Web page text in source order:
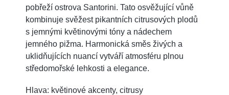
pobřeží ostrova Santorini. Tato osvěžující vůně
kombinuje svěžest pikantních citrusových plodů
s jemnými květinovými tóny a nádechem
jemného pižma. Harmonická směs živých a
uklidňujících nuancí vytváří atmosféru plnou
středomořské lehkosti a elegance.
Hlava: květinové akcenty, citrusy